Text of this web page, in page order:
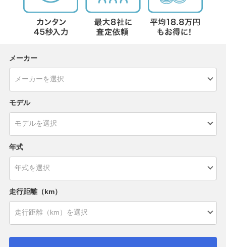
メーカー
モデル
年式
走行距離（km）